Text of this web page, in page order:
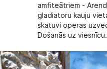
amfiteātriem -
gladiatoru kauju
skatuvi operas
Došanās uz